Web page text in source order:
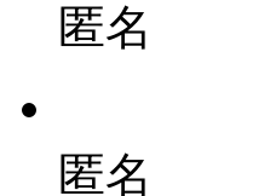
匿名
匿名